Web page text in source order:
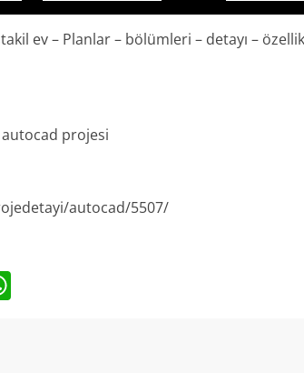
ev – Planlar – bölümleri – detayı –
projesi
autocad/5507/